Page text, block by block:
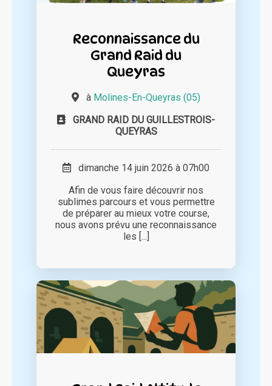
Reconnaissance du
Grand Raid du
Queyras
à Molines-En-Queyras (05)
GRAND RAID DU GUILLESTROIS-
QUEYRAS
dimanche 14 juin 2026 à 07h00
Afin de vous faire découvrir nos
sublimes parcours et vous permettre
de préparer au mieux votre course,
nous avons prévu une reconnaissance
les [...]